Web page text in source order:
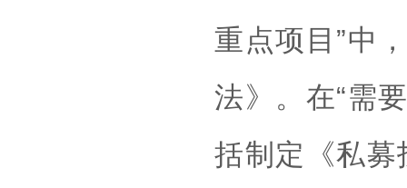
重点项目”中
法》。在“需
括制定《私